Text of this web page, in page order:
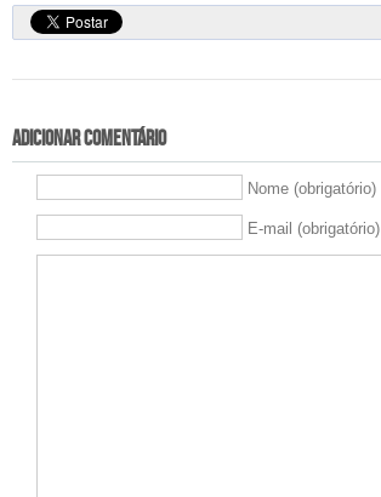
Adicionar comentário
Nome (obrigatório)
E-mail (obrigatório)